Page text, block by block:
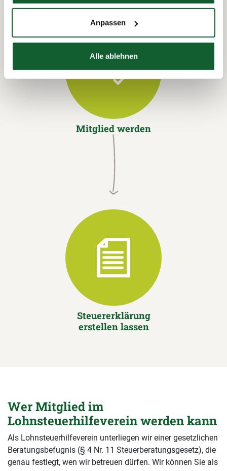
Anpassen
Alle ablehnen
Mitglied werden
Steuererklärung
erstellen lassen
Wer Mitglied im
Lohnsteuerhilfeverein werden kann
Als Lohnsteuerhilfeverein unterliegen wir einer gesetzlichen
Beratungsbefugnis (§ 4 Nr. 11 Steuerberatungsgesetz), die
genau festlegt, wen wir betreuen dürfen. Wir können Sie als